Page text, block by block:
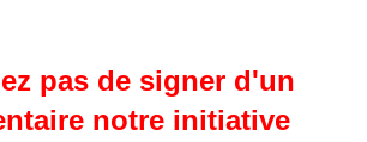
pas de signer d'un
notre initiative